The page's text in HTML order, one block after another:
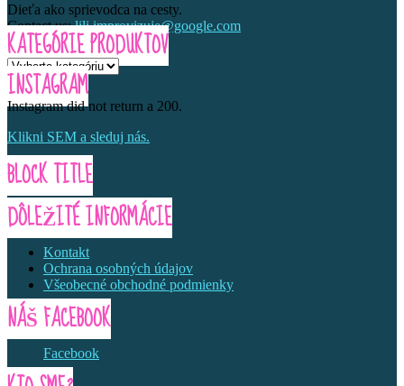
Dieťa ako sprievodca na cesty.
Contact us:lili.improvizuje@google.com
KATEGÓRIE PRODUKTOV
INSTAGRAM
Instagram did not return a 200.
Klikni SEM a sleduj nás.
BLOCK TITLE
DÔLEŽITÉ INFORMÁCIE
Kontakt
Ochrana osobných údajov
Všeobecné obchodné podmienky
NÁŠ FACEBOOK
Facebook